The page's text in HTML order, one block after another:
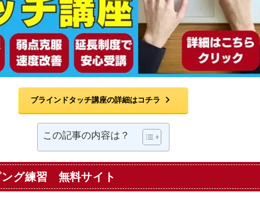
ブラインドタッチ講座の詳細はコチラ
この記事の内容は？
グ練習 無料サイト